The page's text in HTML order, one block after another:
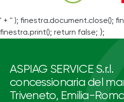
' + '' ); finestra.document.close();
finestra.print(); return false; };
ASPIAG SERVICE S.r.l.
concessionaria del
Triveneto, Emilia-